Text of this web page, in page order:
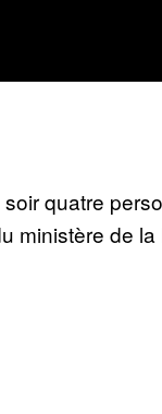
quatre
ministère de